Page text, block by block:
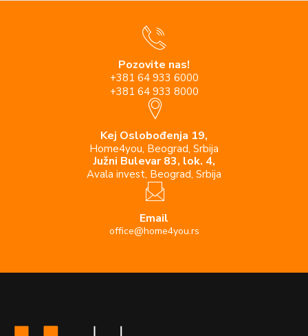
Pozovite nas!
+381 64 933 6000
+381 64 933 8000
Kej Oslobođenja 19,
Home4you, Beograd, Srbija
Južni Bulevar 83, lok. 4,
Avala invest, Beograd, Srbija
Email
office@home4you.rs